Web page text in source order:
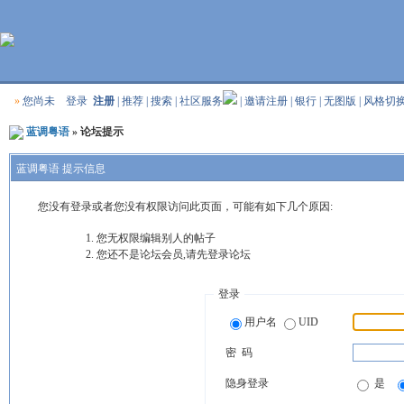
»您尚未 登录 注册| 推荐| 搜索| 社区服务 | 邀请注册| 银行 无图版 风格切
蓝调粤语» 论坛提示
蓝调粤语 提示信息
您没有登录或者您没有权限访问此页面，可能有如下几个原因:
您无权限编辑别人的帖子
您还不是论坛会员,请先登录论坛
登录
用户名 UID
密 码
隐身登录 是